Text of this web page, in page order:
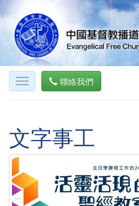
聯絡我們
文字事工